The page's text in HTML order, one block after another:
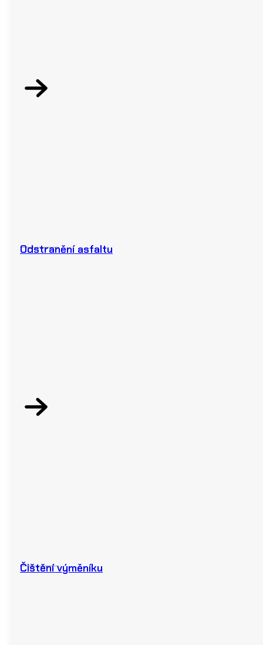
Odstranění asfaltu
Čištění výměníku